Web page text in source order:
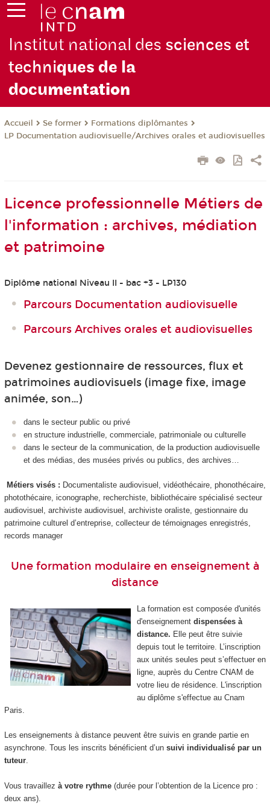
Institut national des sciences et
techniques de la
documentation
Accueil Se former
Formations diplômantes
LP Documentation audiovisuelle/Archives orales et audiovisuelles
Licence professionnelle Métiers de
l'information : archives, médiation
et patrimoine
Diplôme national Niveau II - bac +3 - LP130
Parcours Documentation audiovisuelle
Parcours Archives orales et audiovisuelles
Devenez gestionnaire de ressources, flux et
patrimoines audiovisuels (image fixe, image
animée, son…)
dans le secteur public ou privé
en structure industrielle, commerciale, patrimoniale ou culturelle
dans le secteur de la communication, de la production audiovisuelle
et des médias, des musées privés ou publics, des archives…
Métiers visés : Documentaliste audiovisuel, vidéothécaire, phonothécaire,
photothécaire, iconographe, recherchiste, bibliothécaire spécialisé secteur
audiovisuel, archiviste audiovisuel, archiviste oraliste, gestionnaire du
patrimoine culturel d’entreprise, collecteur de témoignages enregistrés,
records manager
Une formation modulaire en enseignement à
distance
La formation est composée d'unités
d'enseignementdispensées à
distance. Elle peut être suivie
depuis tout le territoire. L’inscription
aux unités seules peut s’effectuer en
ligne, auprès du Centre CNAM de
votre lieu de résidence. L'inscription
au diplôme s'effectue au Cnam
Paris.
Les enseignements à distance peuvent être suivis en grande partie en
asynchrone. Tous les inscrits bénéficient d’un suivi individualisé par un
tuteur.
Vous travaillez à votre rythme(durée pour l’obtention de la Licence pro :
deux ans).